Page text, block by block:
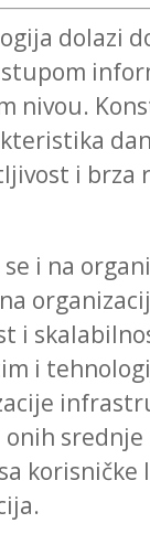
dolazi
nivou.
i brza
i na
i
i
korisničke